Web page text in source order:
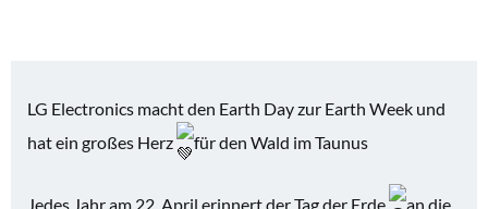
LG Electronics macht den Earth Day zur Earth Week und
hat ein großes Herz
für den Wald im Taunus
Jedes Jahr am 22. April erinnert der Tag der Erde
an die